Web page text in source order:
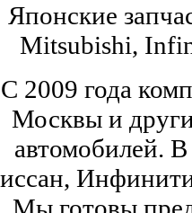
Японские
Mitsubishi,
С 2009 года
Москвы и
автомобилей.